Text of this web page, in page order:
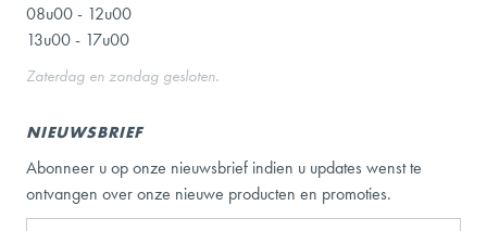
08u00 - 12u00
13u00 - 17u00
Zaterdag en zondag gesloten.
NIEUWSBRIEF
Abonneer u op onze nieuwsbrief indien u updates wenst te
ontvangen over onze nieuwe producten en promoties.